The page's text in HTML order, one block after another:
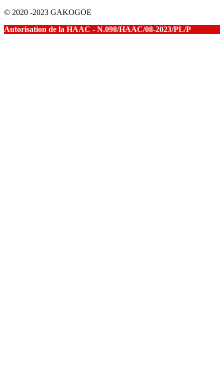
© 2020 -2023 GAKOGOE
Autorisation de la HAAC - N.098/HAAC/08-2023/PL/P